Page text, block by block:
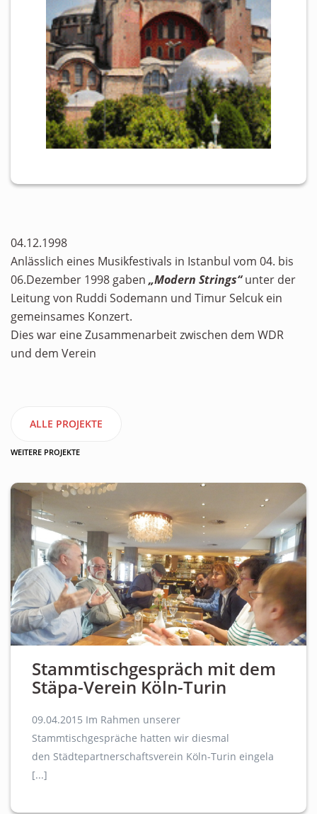
04.12.1998
Anlässlich eines Musikfestivals in Istanbul vom 04. bis
06.Dezember 1998 gaben „Modern Strings“unter der
Leitung von Ruddi Sodemann und Timur Selcuk ein
gemeinsames Konzert.
Dies war eine Zusammenarbeit zwischen dem WDR
und dem Verein
ALLE PROJEKTE
WEITERE PROJEKTE
Stammtischgespräch mit dem
Stäpa-Verein Köln-Turin
09.04.2015 Im Rahmen unserer
Stammtischgespräche hatten wir diesmal
den Städtepartnerschaftsverein Köln-Turin eingela
[...]